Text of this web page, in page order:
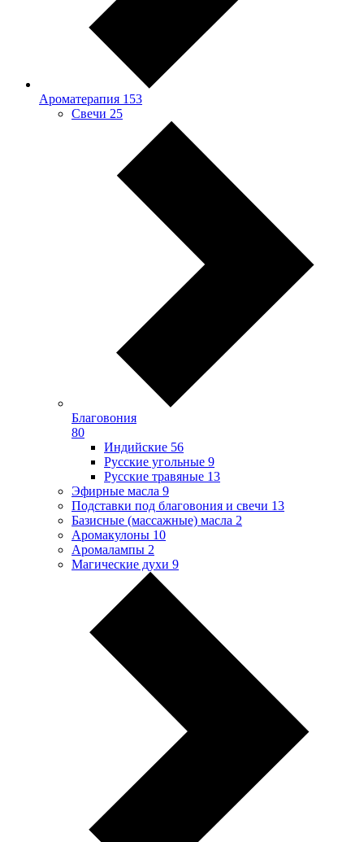
Ароматерапия 153
Свечи 25
Благовония
80
Индийские 56
Русские угольные 9
Русские травяные 13
Эфирные масла 9
Подставки под благовония и свечи 13
Базисные (массажные) масла 2
Аромакулоны 10
Аромалампы 2
Магические духи 9